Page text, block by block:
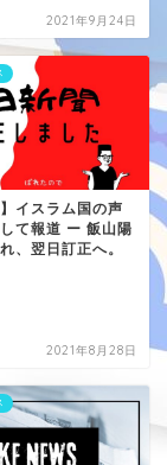
2021年9月24日
】イスラム国の声
て報道 ー 飯山陽
、翌日訂正へ。
2021年8月28日